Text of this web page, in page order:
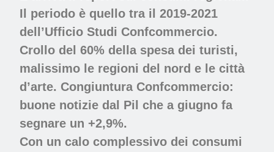
Il periodo è quello tra il 2019-2021
dell’Ufficio Studi Confcommercio.
Crollo del 60% della spesa dei turisti,
malissimo le regioni del nord e le città
d’arte. Congiuntura Confcommercio:
buone notizie dal Pil che a giugno fa
segnare un +2,9%.
Con un calo complessivo dei consumi